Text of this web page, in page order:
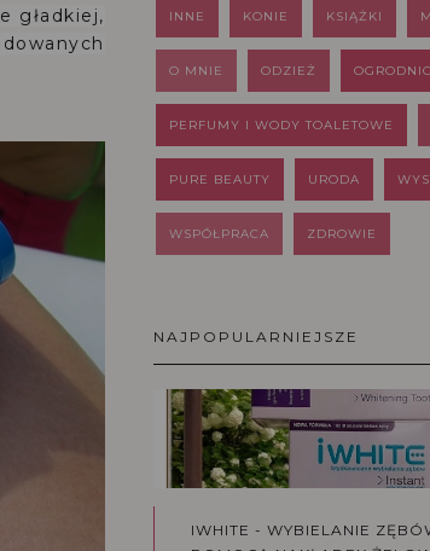
gładkiej,
INNE KONIE KSIĄŻKI
O MNIE ODZIEŻ
PERFUMY I WODY TOALETOWE
PURE BEAUTY URODA
WSPÓŁPRACA ZDROWIE
NAJPOPULARNIEJSZE
IWHITE - WYBIELANIE